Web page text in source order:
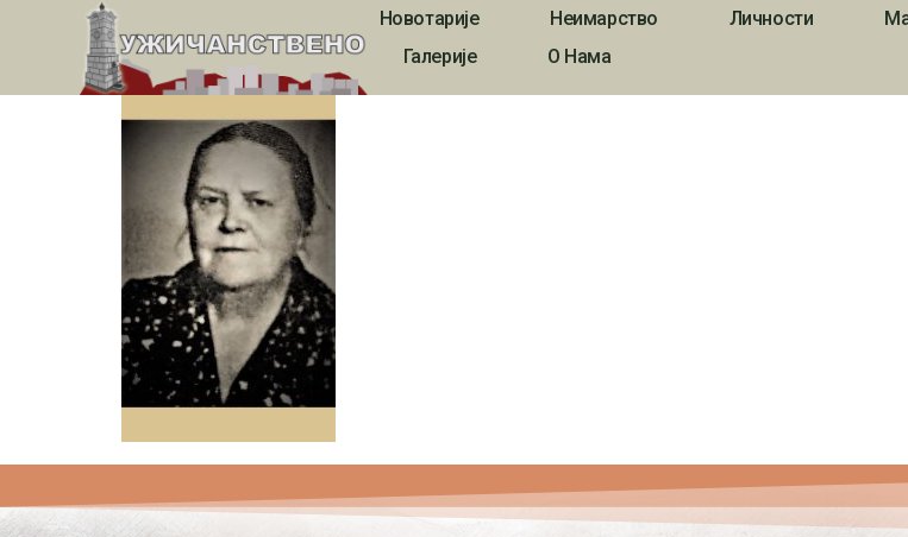
Новотарије Неимарство Личности
Галерије
О Нама
1787